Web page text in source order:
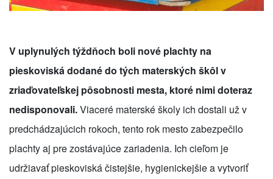
V uplynulých týždňoch boli nové plachty na
pieskoviská dodané do tých materských škôl v
zriaďovateľskej pôsobnosti mesta, ktoré nimi doteraz
nedisponovali.Viaceré materské školy ich dostali už v
predchádzajúcich rokoch, tento rok mesto zabezpečilo
plachty aj pre zostávajúce zariadenia. Ich cieľom je
udržiavať pieskoviská čistejšie, hygienickejšie a vytvoriť